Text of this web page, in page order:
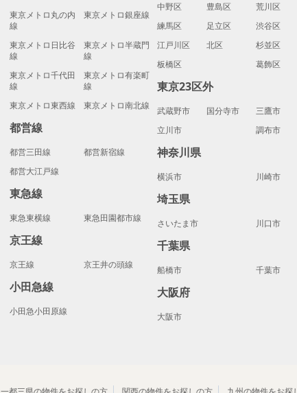
東京メトロ丸の内
線
東京メトロ銀座線
東京メトロ日比谷
線
東京メトロ半蔵門
線
東京メトロ千代田
線
東京メトロ有楽町
線
東京メトロ東西線
東京メトロ南北線
都営線
都営三田線
都営新宿線
都営大江戸線
東急線
東急東横線 東急田園都市線
京王線
京王線 京王井の頭線
小田急線
小田急小田原線
中野区
豊島区
荒川区
練馬区
足立区
渋谷区
江戸川区
北区
杉並区
板橋区
葛飾区
東京23区外
武蔵野市 国分寺市
三鷹市
立川市
調布市
神奈川県
横浜市 川崎市
埼玉県
さいたま市 川口市
千葉県
船橋市 千葉市
大阪府
大阪市